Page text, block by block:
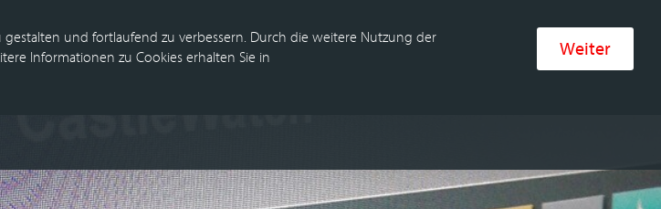
und fortlaufend zu verbessern. Durch die weitere Nutzung der
Informationen zu Cookies erhalten Sie in
Weiter